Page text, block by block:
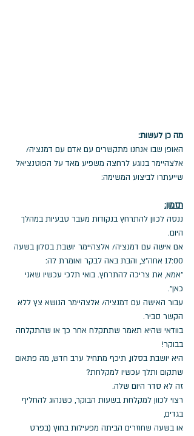
מה כן לעשות:
האופן שבו אנחנו מתקשרים עם אדם עם דמנציה/
אלצהיימר בנוגע לרחצה משפיע מאד על הפוטנציאל
שייעתרו לביצוע המשימה:
תזמון:
ננסה לכוון להתרחץ בנקודות מעבר טבעיות במהלך
היום.
אם אישה עם דמנציה/ אלצהיימר יושבת בסלון בשעה
17:00 אחה"צ, והבת באה לבקר ואומרת לה:
"אמא, את צריכה להתרחץ. בואי תלכי עכשיו שאני
כאן".
עבור האישה עם דמנציה/ אלצהיימר הנושא צץ ללא
הקשר סביר.
בוודאי שהיא תאמר שתתקלח אחר כך או שהתקלחה
בבוקר!
היא יושבת בסלון, תיכף מתחיל ערב חדש, מה פתאום
שתקום ותלך עכשיו למקלחת?
זה לא סדר היום שלה.
רצוי לכוון למקלחת בשעות הבוקר, כשנהוג להחליף
בגדים,
או בשעה שחוזרים הביתה מפעילות בחוץ (בפרט